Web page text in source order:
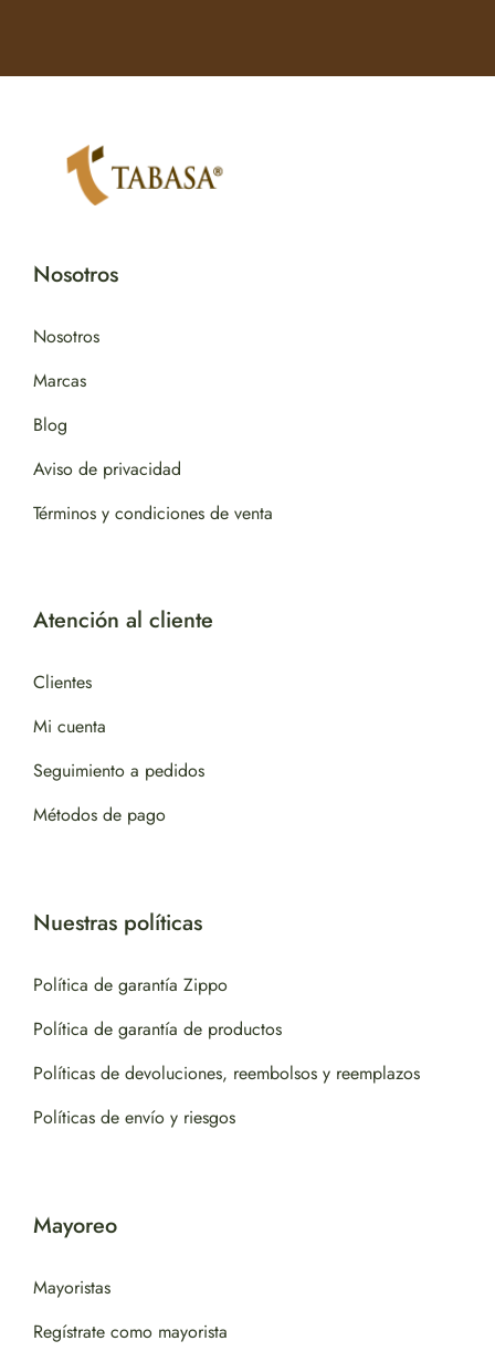
Nosotros
Nosotros
Marcas
Blog
Aviso de privacidad
Términos y condiciones de venta
Atención al cliente
Clientes
Mi cuenta
Seguimiento a pedidos
Métodos de pago
Nuestras políticas
Política de garantía Zippo
Política de garantía de productos
Políticas de devoluciones, reembolsos y reemplazos
Políticas de envío y riesgos
Mayoreo
Mayoristas
Regístrate como mayorista